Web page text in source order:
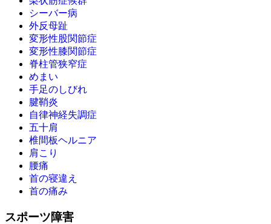
シーバー病
外反母趾
変形性股関節症
変形性膝関節症
脊柱管狭窄症
めまい
手足のしびれ
腱鞘炎
自律神経失調症
五十肩
椎間板ヘルニア
肩こり
腰痛
首の寝違え
首の痛み
スポーツ障害